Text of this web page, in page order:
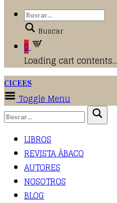
Buscar
0
Loading cart contents...
CICEES
Toggle Menu
LIBROS
REVISTA ÁBACO
AUTORES
NOSOTROS
BLOG